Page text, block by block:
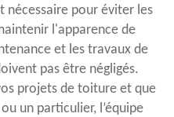
nécessaire pour éviter les
l'apparence de
et les travaux de
pas être négligés.
projets de toiture et que
un particulier, l’équipe